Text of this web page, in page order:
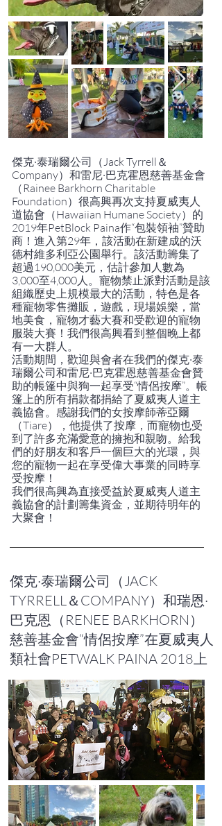
傑克·泰瑞爾公司（Jack Tyrrell＆
Company）和雷尼·巴克霍恩慈善基金會
（Rainee Barkhorn Charitable
Foundation）很高興再次支持夏威夷人
道協會（Hawaiian Humane Society）的
2019年PetBlock Paina作“包裝領袖”贊助
商！進入第29年，該活動在新建成的沃
德村維多利亞公園舉行。該活動籌集了
超過190,000美元，估計參加人數為
3,000至4,000人。寵物禁止派對活動是該
組織歷史上規模最大的活動，特色是各
種寵物零售攤販，遊戲，現場娛樂，當
地美食，寵物才藝大賽和受歡迎的寵物
服裝大賽！我們很高興看到整個晚上都
有一大群人。
活動期間，歡迎與會者在我們的傑克·泰
瑞爾公司和雷尼·巴克霍恩慈善基金會贊
助的帳篷中與狗一起享受“情侶按摩”。帳
篷上的所有捐款都捐給了夏威夷人道主
義協會。感謝我們的女按摩師蒂亞爾
（Tiare），他提供了按摩，而寵物也受
到了許多充滿愛意的擁抱和親吻。給我
們的好朋友和客戶一個巨大的光環，與
您的寵物一起在享受偉大事業的同時享
受按摩！
我們很高興為直接受益於夏威夷人道主
義協會的計劃籌集資金，並期待明年的
大聚會！
傑克·泰瑞爾公司（JACK
TYRRELL＆COMPANY）和瑞恩·
巴克恩（RENEE BARKHORN）
慈善基金會“情侶按摩”在夏威夷人
類社會PETWALK PAINA 2018上